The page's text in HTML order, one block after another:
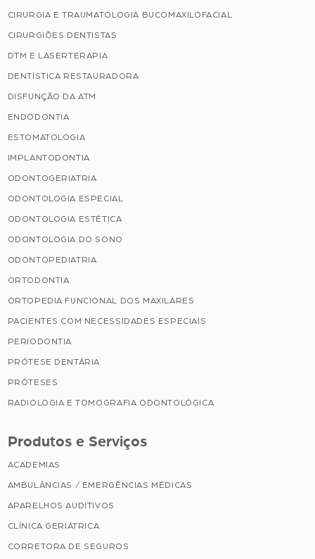
CIRURGIA E TRAUMATOLOGIA BUCOMAXILOFACIAL
CIRURGIÕES DENTISTAS
DTM E LASERTERAPIA
DENTÍSTICA RESTAURADORA
DISFUNÇÃO DA ATM
ENDODONTIA
ESTOMATOLOGIA
IMPLANTODONTIA
ODONTOGERIATRIA
ODONTOLOGIA ESPECIAL
ODONTOLOGIA ESTÉTICA
ODONTOLOGIA DO SONO
ODONTOPEDIATRIA
ORTODONTIA
ORTOPEDIA FUNCIONAL DOS MAXILARES
PACIENTES COM NECESSIDADES ESPECIAIS
PERIODONTIA
PRÓTESE DENTÁRIA
PRÓTESES
RADIOLOGIA E TOMOGRAFIA ODONTOLÓGICA
Produtos e Serviços
ACADEMIAS
AMBULÂNCIAS / EMERGÊNCIAS MÉDICAS
APARELHOS AUDITIVOS
CLÍNICA GERIÁTRICA
CORRETORA DE SEGUROS